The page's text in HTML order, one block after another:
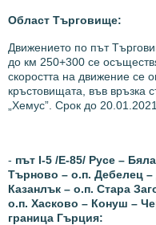
Област Търговище:
Движението по път
до км 250+300 се
скоростта на движение се
кръстовищата, във връзка
„Хемус”. Срок до 20.01.2021
- път І-5 /Е-85/ Русе –
Търново – о.п. Дебелец
Казанлък – о.п. Стара
о.п. Хасково – Конуш –
граница Гърция: